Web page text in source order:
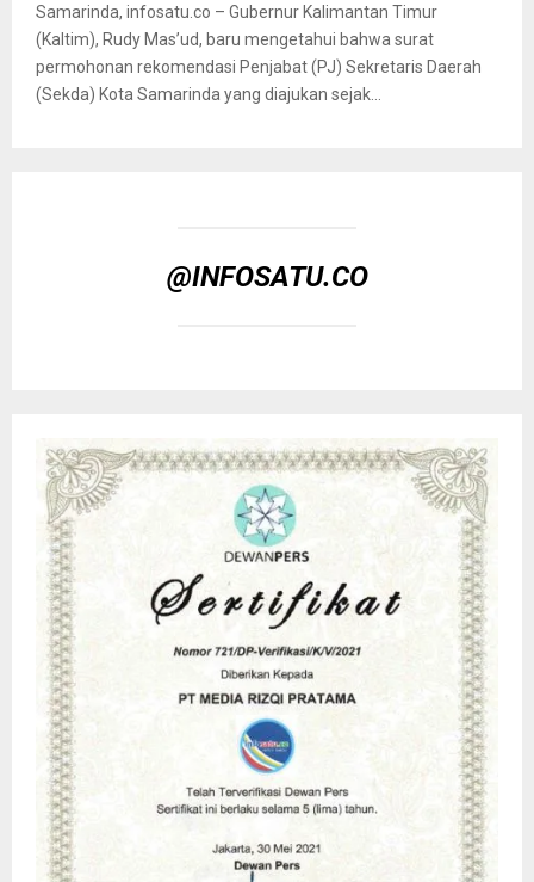
Samarinda, infosatu.co – Gubernur Kalimantan Timur
(Kaltim), Rudy Mas’ud, baru mengetahui bahwa surat
permohonan rekomendasi Penjabat (PJ) Sekretaris Daerah
(Sekda) Kota Samarinda yang diajukan sejak...
@INFOSATU.CO